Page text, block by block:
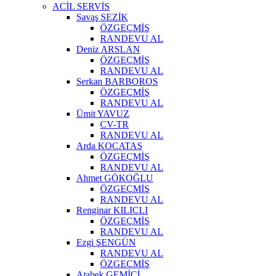
ACİL SERVİS
Savaş SEZİK
ÖZGEÇMİŞ
RANDEVU AL
Deniz ARSLAN
ÖZGEÇMİŞ
RANDEVU AL
Serkan BARBOROS
ÖZGEÇMİŞ
RANDEVU AL
Ümit YAVUZ
CV-TR
RANDEVU AL
Arda KOCATAŞ
ÖZGEÇMİŞ
RANDEVU AL
Ahmet GÖKOĞLU
ÖZGEÇMİŞ
RANDEVU AL
Renginar KILIÇLI
ÖZGEÇMİŞ
RANDEVU AL
Ezgi ŞENGÜN
RANDEVU AL
ÖZGEÇMİŞ